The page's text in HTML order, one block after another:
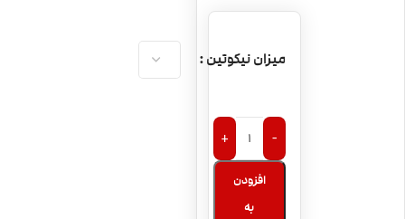
میزان نیکوتین
-
+
افزودن
به